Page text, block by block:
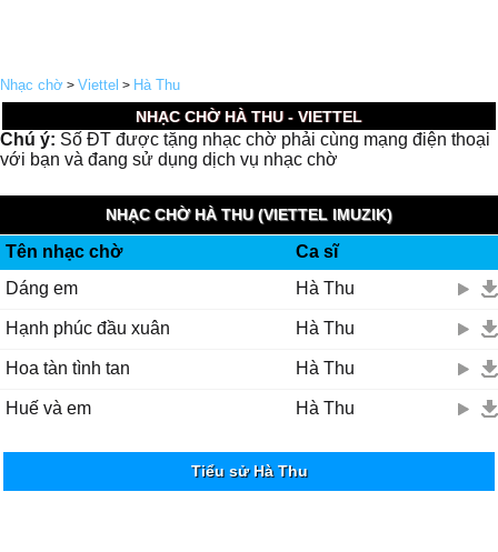
Nhạc chờ > Viettel > Hà Thu
NHẠC CHỜ HÀ THU - VIETTEL
Chú ý: Số ĐT được tặng nhạc chờ phải cùng mạng điện thoại
với bạn và đang sử dụng dịch vụ nhạc chờ
NHẠC CHỜ HÀ THU (VIETTEL IMUZIK)
Tên nhạc chờ
Ca sĩ
Dáng em
Hà Thu
Hạnh phúc đầu xuân Hà Thu
Hoa tàn tình tan Hà Thu
Huế và em Hà Thu
Tiểu sử Hà Thu